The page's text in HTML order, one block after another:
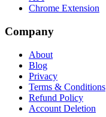
Chrome Extension
Company
About
Blog
Privacy
Terms & Conditions
Refund Policy
Account Deletion